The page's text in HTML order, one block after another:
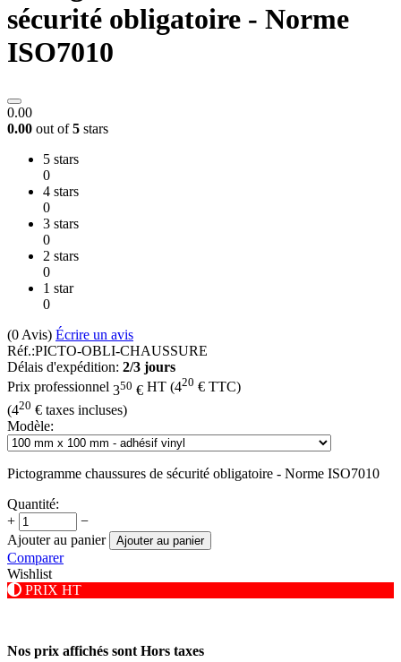
sécurité obligatoire - Norme
ISO7010
0.00
0.00 out of5 stars
5 stars
0
4 stars
0
3 stars
0
2 stars
0
1 star
0
(0 Avis) Écrire un avis
Réf.:PICTO-OBLI-CHAUSSURE
Délais d'expédition: 2/3 jours
Prix professionnel 350 € HT (420 € TTC)
(420 € taxes incluses)
Modèle:
Pictogramme chaussures de sécurité obligatoire - Norme ISO7010
Quantité:
+
−
Ajouter au panier
Ajouter au panier
Comparer
Wishlist
PRIX HT
Nos prix affichés sont Hors taxes